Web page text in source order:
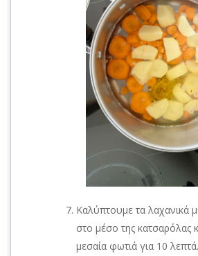
Καλύπτουμε τα λαχανικά
στο μέσο της κατσαρόλας
μεσαία φωτιά για 10 λεπτά.